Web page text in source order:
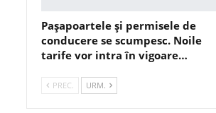
Pașapoartele și permisele de
conducere se scumpesc. Noile
tarife vor intra în vigoare…
PREC. URM.